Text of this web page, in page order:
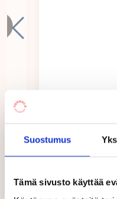
Suostumus
Tämä sivusto käyttää
kuukausi talon
toimintakaudellamme
järjestettävät
mukaiset teemapäivät.
Toisten huomioon
taitoja,
03/2024
of